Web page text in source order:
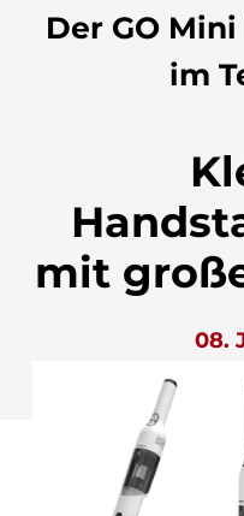
Der GO
im
mit
08.